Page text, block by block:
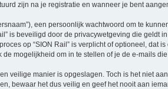
zijn na je registratie en wanneer je bent
een persoonlijk wachtwoord om te
is beveiligd door de privacywetgeving die geldt
op “SION Rail” is verplicht of optioneel, dat
mogelijkheid om in te stellen of je de e-mails
veilige manier is opgeslagen. Toch is het niet
bewaar het dus veilig en geef het nooit aan